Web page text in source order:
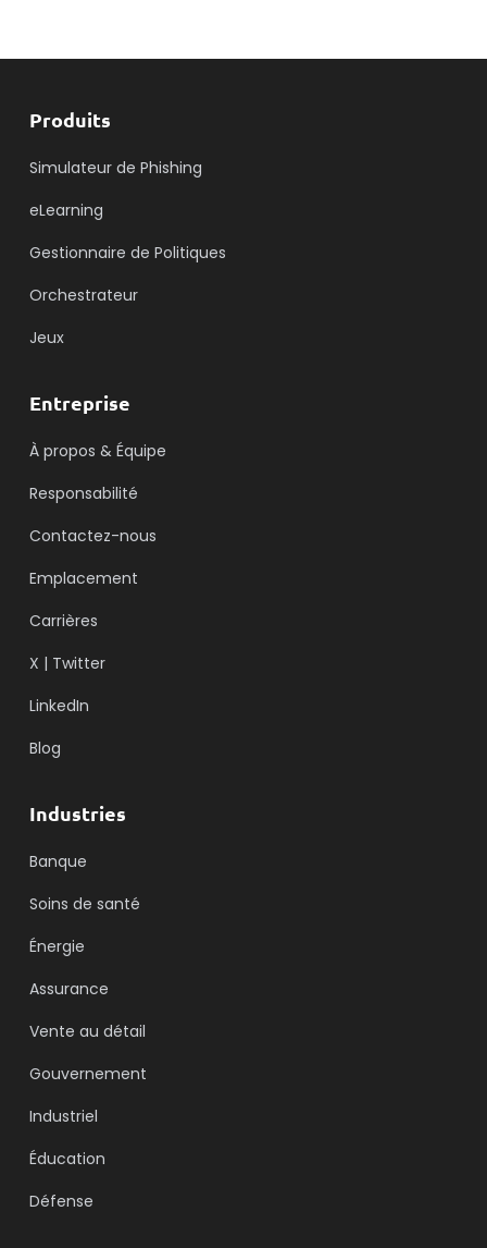
Produits
Simulateur de Phishing
eLearning
Gestionnaire de Politiques
Orchestrateur
Jeux
Entreprise
À propos & Équipe
Responsabilité
Contactez-nous
Emplacement
Carrières
X | Twitter
LinkedIn
Blog
Industries
Banque
Soins de santé
Énergie
Assurance
Vente au détail
Gouvernement
Industriel
Éducation
Défense